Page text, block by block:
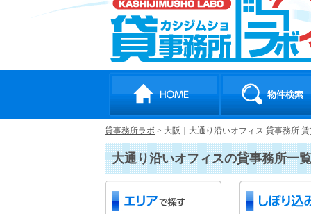
貸事務所ラボ > 大阪｜大通り沿いオフィス 貸事務所
大通り沿いオフィスの貸事務所一覧